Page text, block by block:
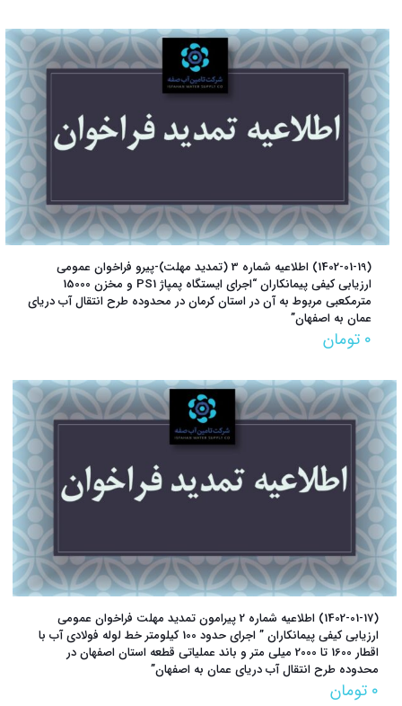
(1402-01-19) اطلاعیه شماره 3 (تمدید مهلت)-پیرو فراخوان عمومی
ارزیابی کیفی پیمانکاران “اجرای ایستگاه پمپاژ PS1 و مخزن 15000
مترمکعبی مربوط به آن در استان کرمان در محدوده طرح انتقال آب دریای
عمان به اصفهان”
۰ تومان
(1402-01-17) اطلاعیه شماره 2 پیرامون تمدید مهلت فراخوان عمومی
ارزیابی کیفی پیمانکاران ” اجرای حدود 100 کیلومتر خط لوله فولادی آب با
اقطار 1600 تا 2000 میلی متر و باند عملیاتی قطعه استان اصفهان در
محدوده طرح انتقال آب دریای عمان به اصفهان”
۰ تومان